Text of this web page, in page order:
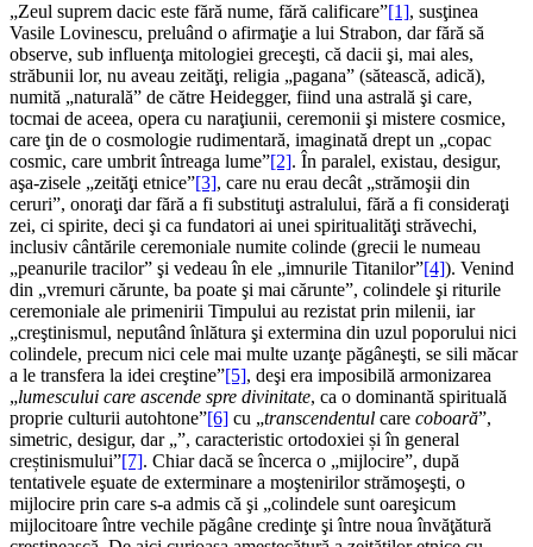
„Zeul suprem dacic este fără nume, fără calificare”[1], susţinea
Vasile Lovinescu, preluând o afirmaţie a lui Strabon, dar fără să
observe, sub influenţa mitologiei greceşti, că dacii şi, mai ales,
străbunii lor, nu aveau zeităţi, religia „pagana” (sătească, adică),
numită „naturală” de către Heidegger, fiind una astrală şi care,
tocmai de aceea, opera cu naraţiunii, ceremonii şi mistere cosmice,
care ţin de o cosmologie rudimentară, imaginată drept un „copac
cosmic, care umbrit întreaga lume”[2]. În paralel, existau, desigur,
aşa-zisele „zeităţi etnice”[3], care nu erau decât „strămoşii din
ceruri”, onoraţi dar fără a fi substituţi astralului, fără a fi consideraţi
zei, ci spirite, deci şi ca fundatori ai unei spiritualităţi străvechi,
inclusiv cântările ceremoniale numite colinde (grecii le numeau
„peanurile tracilor” şi vedeau în ele „imnurile Titanilor”[4]). Venind
din „vremuri cărunte, ba poate şi mai cărunte”, colindele şi riturile
ceremoniale ale primenirii Timpului au rezistat prin milenii, iar
„creştinismul, neputând înlătura şi extermina din uzul poporului nici
colindele, precum nici cele mai multe uzanţe păgâneşti, se sili măcar
a le transfera la idei creştine”[5], deşi era imposibilă armonizarea
„lumescului care ascende spre divinitate, ca o dominantă spirituală
proprie culturii autohtone”[6] cu „transcendentul care coboară”,
simetric, desigur, dar „”, caracteristic ortodoxiei și în general
creștinismului”[7]. Chiar dacă se încerca o „mijlocire”, după
tentativele eşuate de exterminare a moştenirilor strămoşeşti, o
mijlocire prin care s-a admis că şi „colindele sunt oareşicum
mijlocitoare între vechile păgâne credinţe şi între noua învăţătură